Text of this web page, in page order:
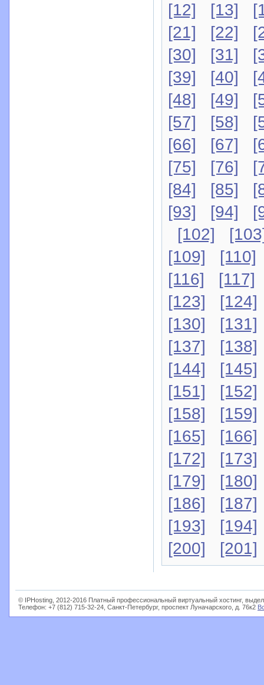
[12]
[13]
[21]
[22]
[30]
[31]
[39]
[40]
[48]
[49]
[57]
[58]
[66]
[67]
[75]
[76]
[84]
[85]
[93]
[94]
[102]
[109]
[110]
[116]
[117]
[123]
[124]
[130]
[131]
[137]
[138]
[144]
[145]
[151]
[152]
[158]
[159]
[165]
[166]
[172]
[173]
[179]
[180]
[186]
[187]
[193]
[194]
[200]
[201]
© IPHosting, 2012-2016 Платный профессиональный виртуальный хостинг,
Телефон: +7 (812) 715-32-24, Санкт-Петербург, проспект Луначарского, д. 76к2